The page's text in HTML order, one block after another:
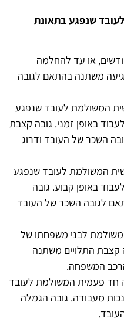
שנפגע בתאונת
הפגיעה משולמים למשך 12 חודשים, או עד להחלמה
משתנה בהתאם לגובה
המשולמת לעובד שנפגע
באופן זמני. גובה קצבת
השכר של העובד ודרוג
המשולמת לעובד שנפגע
באופן קבוע. גובה
לגובה השכר של העובד
לבני משפחתו של
קצבת התלויים משתנה
המשפחה.
חד פעמית המשולמת לעובד
מעבודה. גובה הגמלה